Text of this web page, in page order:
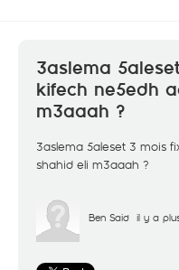
3aslema
kifech ne5edh
m3aaah ?
3aslema 5aleset 3 mois
shahid eli m3aaah ?
Ben Said il y a